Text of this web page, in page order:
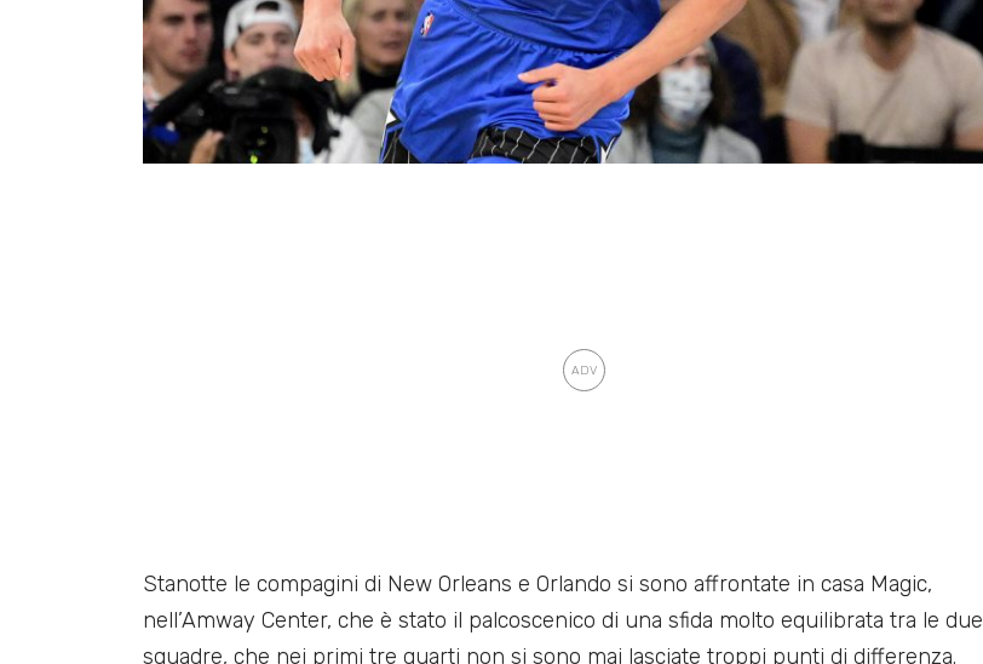
Stanotte le compagini di New Orleans e Orlando si sono affrontate in casa Magic,
nell’Amway Center, che è stato il palcoscenico di una sfida molto equilibrata tra le due
squadre, che nei primi tre quarti non si sono mai lasciate troppi punti di differenza.